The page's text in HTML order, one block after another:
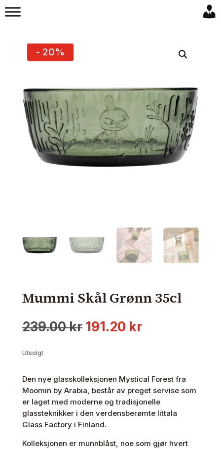
- 20%
Mummi Skål Grønn 35cl
239.00kr Opprinnelig
191.20 krNåværende
Utsolgt
Den nye glasskolleksjonen Mystical Forest fra
Moomin by Arabia, består av preget servise som
er laget med moderne og tradisjonelle
glassteknikker i den verdensberømte Iittala
Glass Factory i Finland.
Kolleksjonen er munnblåst, noe som gjør hvert